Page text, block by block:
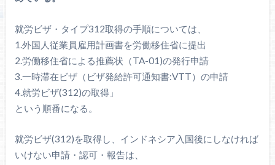
就労ビザ・タイプ312取得の手順については、
1.外国人従業員雇用計画書を労働移住省に提出
2.労働移住省による推薦状（TA-01)の発行申請
3.一時滞在ビザ（ビザ発給許可通知書:VTT）の申請
4.就労ビザ(312)の取得」
という順番になる。
就労ビザ(312)を取得し、インドネシア入国後にしなければ
いけない申請・認可・報告は、